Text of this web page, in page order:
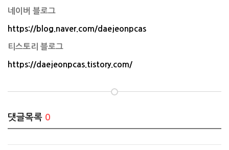
네이버 블로그
https://blog.naver.com/daejeonpcas
티스토리 블로그
https://daejeonpcas.tistory.com/
댓글목록 0